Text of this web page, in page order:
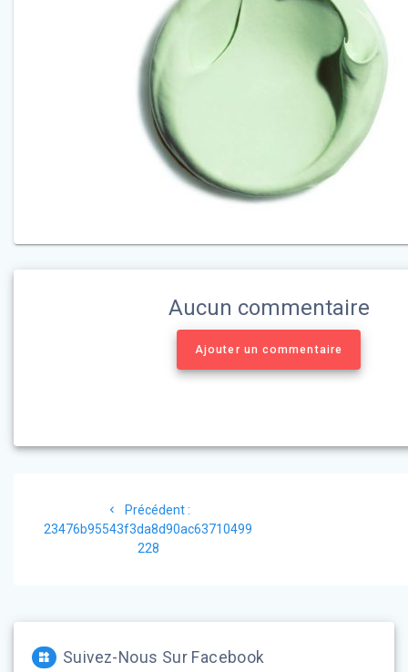
Aucun commentaire
Ajouter un commentaire
de
Précédent :
précédent
23476b95543f3da8d90ac63710499
228
Suivez-Nous Sur Facebook